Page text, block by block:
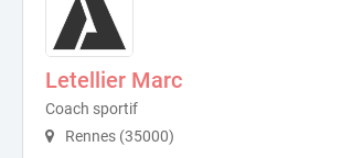
Letellier Marc
Coach sportif
Rennes (35000)